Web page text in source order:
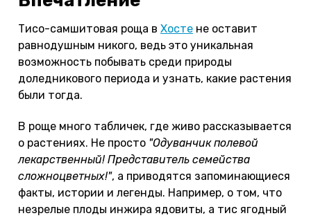
Тисо-самшитовая роща в Хосте не оставит
равнодушным никого, ведь это уникальная
возможность побывать среди природы
доледникового периода и узнать, какие растения
были тогда.
В роще много табличек, где живо рассказывается
о растениях. Не просто "Одуванчик полевой
лекарственный! Представитель семейства
сложноцветных!", а приводятся запоминающиеся
факты, истории и легенды. Например, о том, что
незрелые плоды инжира ядовиты, а тис ягодный